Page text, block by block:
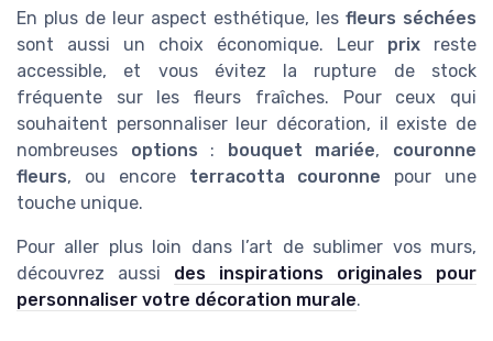
En plus de leur aspect esthétique, les fleurs séchées
sont aussi un choix économique. Leur prix reste
accessible, et vous évitez la rupture de stock
fréquente sur les fleurs fraîches. Pour ceux qui
souhaitent personnaliser leur décoration, il existe de
nombreuses options : bouquet mariée, couronne
fleurs, ou encore terracotta couronne pour une
touche unique.
Pour aller plus loin dans l’art de sublimer vos murs,
découvrez aussi des inspirations originales pour
personnaliser votre décoration murale.